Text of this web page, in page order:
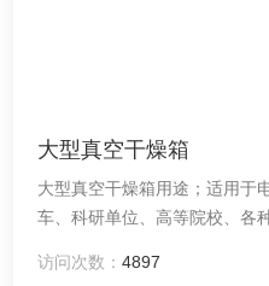
大型真空干燥箱
大型真空干燥箱用途；适用于
车、科研单位、高等院校、各
验，检测其各性能指标。
访问次数：4897